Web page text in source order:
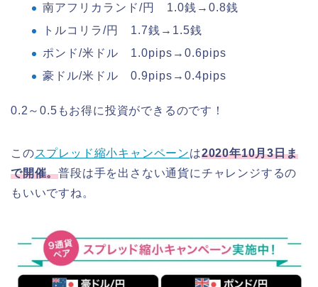
南アフリカランド/円 1.0銭→0.8銭
トルコリラ/円 1.7銭→1.5銭
ポンド/米ドル 1.0pips→0.6pips
豪ドル/米ドル 0.9pips→0.4pips
0.2～0.5もお得に投資ができるのです！
このスプレッド縮小キャンペーンは2020年10月3日ま
で開催。普段は手を出さない通貨にチャレンジするの
もいいですね。